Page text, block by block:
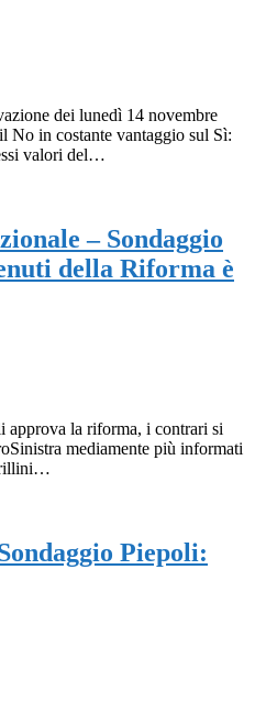
dei lunedì 14 novembre
No in costante vantaggio sul Sì:
valori del…
– Sondaggio
della Riforma è
approva la riforma, i contrari si
mediamente più informati
Piepoli: